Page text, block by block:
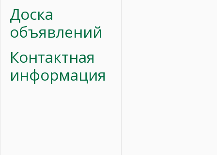
Доска
объявлений
Контактная
информация